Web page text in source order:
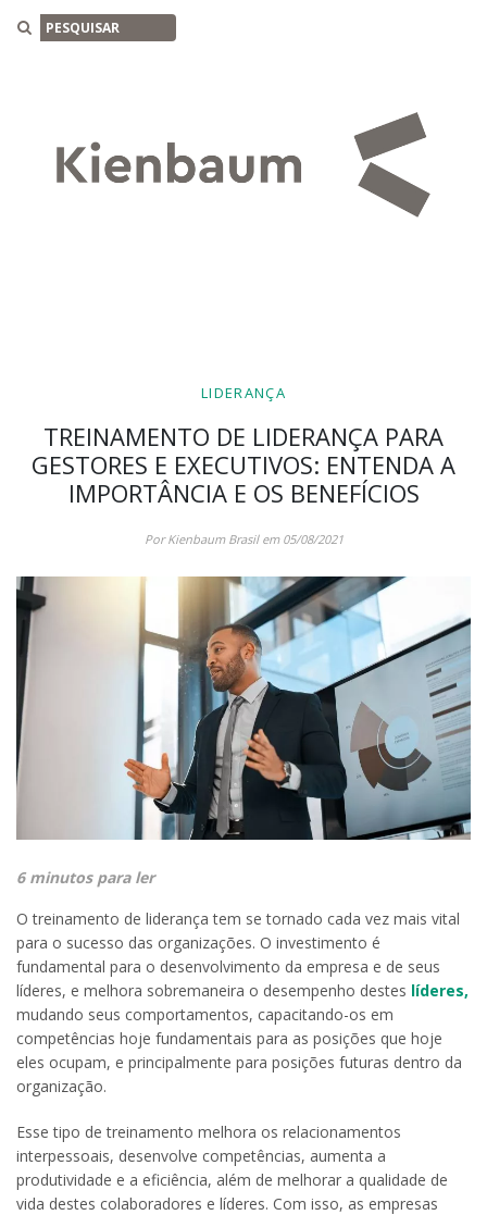
LIDERANÇA
TREINAMENTO DE LIDERANÇA PARA
GESTORES E EXECUTIVOS: ENTENDA A
IMPORTÂNCIA E OS BENEFÍCIOS
Por Kienbaum Brasil em 05/08/2021
6 minutos para ler
O treinamento de liderança tem se tornado cada vez mais vital
para o sucesso das organizações. O investimento é
fundamental para o desenvolvimento da empresa e de seus
líderes, e melhora sobremaneira o desempenho destes líderes,
mudando seus comportamentos, capacitando-os em
competências hoje fundamentais para as posições que hoje
eles ocupam, e principalmente para posições futuras dentro da
organização.
Esse tipo de treinamento melhora os relacionamentos
interpessoais, desenvolve competências, aumenta a
produtividade e a eficiência, além de melhorar a qualidade de
vida destes colaboradores e líderes. Com isso, as empresas